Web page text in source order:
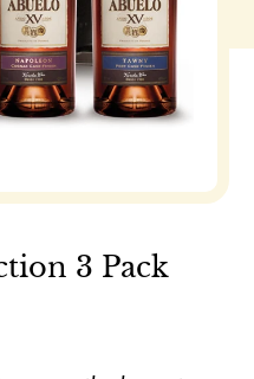
3 Pack